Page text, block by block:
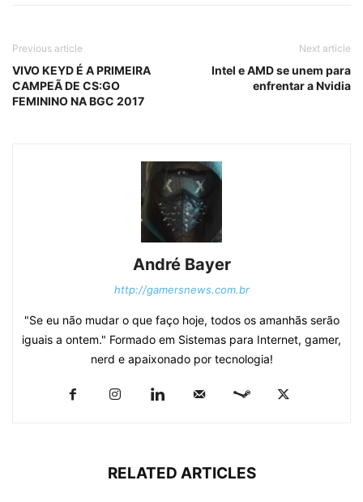
Previous article
VIVO KEYD É A PRIMEIRA
CAMPEÃ DE CS:GO
FEMININO NA BGC 2017
Next article
Intel e AMD se unem para
enfrentar a Nvidia
André Bayer
http://gamersnews.com.br
"Se eu não mudar o que faço hoje, todos os amanhãs serão
iguais a ontem." Formado em Sistemas para Internet, gamer,
nerd e apaixonado por tecnologia!
RELATED ARTICLES